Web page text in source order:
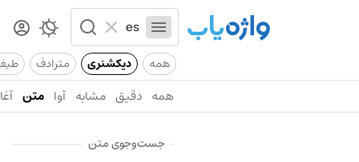
همه دیکشنری مترادف
همه دقیق مشابه آوا متن
جست‌وجوی متن